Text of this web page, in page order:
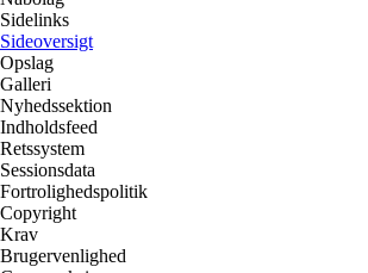
Sidelinks
Sideoversigt
Opslag
Galleri
Nyhedssektion
Indholdsfeed
Retssystem
Sessionsdata
Fortrolighedspolitik
Copyright
Krav
Brugervenlighed